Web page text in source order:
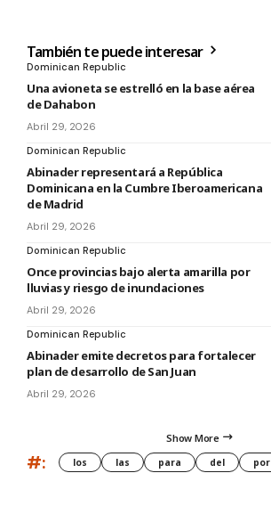
También te puede interesar
Dominican Republic
Una avioneta se estrelló en la base aérea
de Dahabon
Abril 29, 2026
Dominican Republic
Abinader representará a República
Dominicana en la Cumbre Iberoamericana
de Madrid
Abril 29, 2026
Dominican Republic
Once provincias bajo alerta amarilla por
lluvias y riesgo de inundaciones
Abril 29, 2026
Dominican Republic
Abinader emite decretos para fortalecer
plan de desarrollo de San Juan
Abril 29, 2026
Show More
#: los las para del por